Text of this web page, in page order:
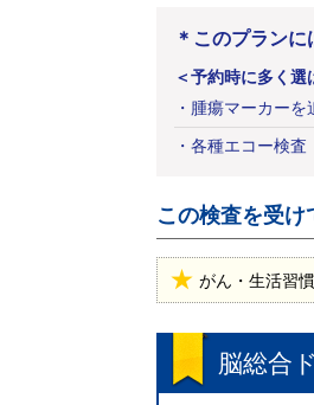
＊このプラン
＜予約時に多く選
・ 腫瘍マーカーを
・ 各種エコー検査
この検査を受け
がん・生活習
脳総合